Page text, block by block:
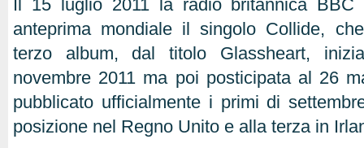
Il 15 luglio 2011 la radio britannica
anteprima mondiale il singolo Collide,
terzo album, dal titolo Glassheart,
novembre 2011 ma poi posticipata al 26
pubblicato ufficialmente i primi di
posizione nel Regno Unito e alla terza in